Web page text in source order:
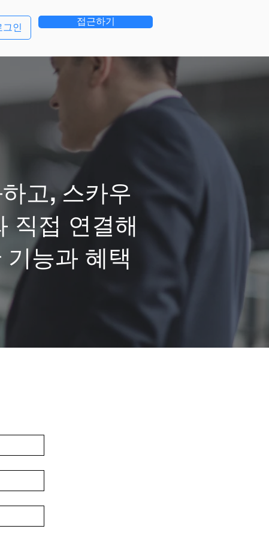
그인 접근하기
고, 스카우
직접 연결해
능과 혜택